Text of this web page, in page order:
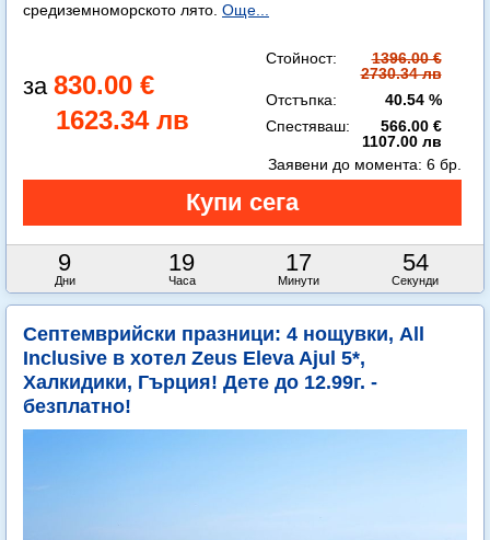
средиземноморското лято. Още...
830.00 €
1623.34 лв
Стойност:
1396.00 €
2730.34 лв
Отстъпка:
40.54 %
Спестяваш:
566.00 €
1107.00 лв
9
Дни
19
Часа
17
Минути
53
Секунди
Заявени до момента: 6 бр.
Септемврийски празници: 4 нощувки, All
Inclusive в хотел Zeus Eleva Ajul 5*,
Халкидики, Гърция! Дете до 12.99г. -
безплатно!